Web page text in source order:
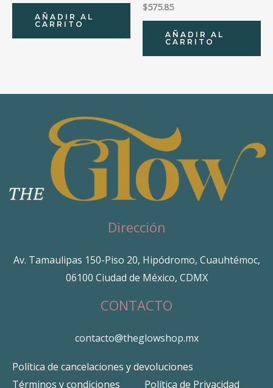
AÑADIR AL
CARRITO
$575.85
AÑADIR AL
CARRITO
Dirección
Av. Tamaulipas 150-Piso 20, Hipódromo, Cuauhtémoc,
06100 Ciudad de México, CDMX
CONTACTO
contacto@theglowshop.mx
Política de cancelaciones y devoluciones
Términos y condiciones
Política de Privacidad